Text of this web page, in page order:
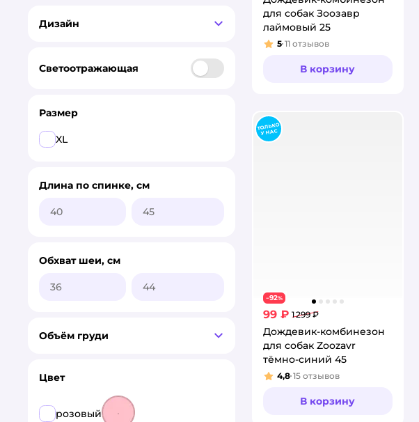
для собак Зоозавр
лаймовый 25
Рейтинг:
5 11 отзывов
В корзину
−92%
99 ₽ 1 299 ₽
Дождевик-комбинезон
для собак Zoozavr
тёмно-синий 45
Рейтинг:
4,8 15 отзывов
В корзину
Дизайн
Светоотражающая
Размер
XL
Длина по спинке, см
Обхват шеи, см
Объём груди
Цвет
розовый